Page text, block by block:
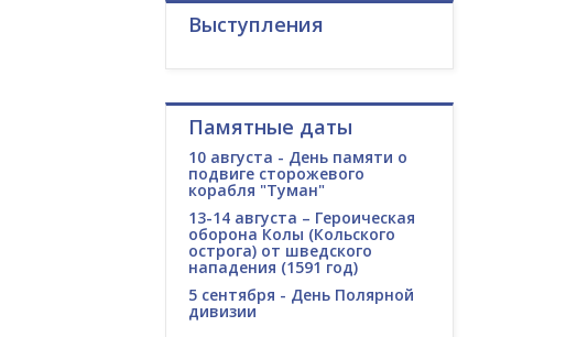
Выступления
Памятные даты
10 августа - День памяти о
подвиге сторожевого
корабля "Туман"
13-14 августа – Героическая
оборона Колы (Кольского
острога) от шведского
нападения (1591 год)
5 сентября - День Полярной
дивизии